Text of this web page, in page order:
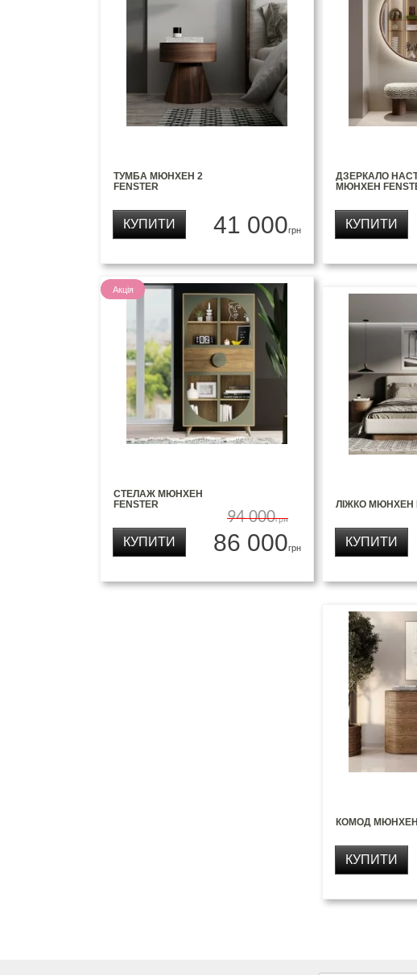
ТУМБА МЮНХЕН 2
FENSTER
41 000грн
КУПИТИ
ДЗЕРКАЛО
МЮНХЕН
КУПИТИ
Акція
СТЕЛАЖ МЮНХЕН
FENSTER
94 000грн
86 000грн
КУПИТИ
ЛІЖКО МЮНХЕН
КУПИТИ
КОМОД МЮНХЕН
КУПИТИ